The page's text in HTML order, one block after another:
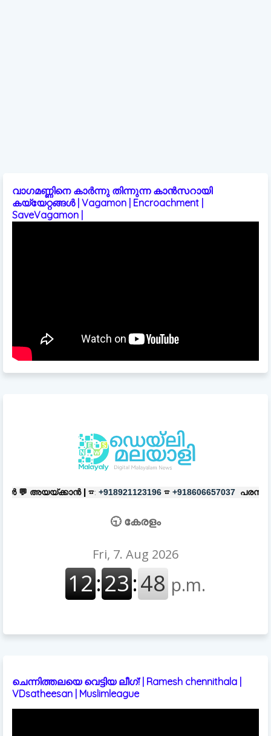
വാഗമണ്ണിനെ കാർന്നു തിന്നുന്ന കാൻസറായി
കയ്യേറ്റങ്ങൾ | Vagamon | Encroachment |
SaveVagamon |
| ☎: +918921123196 ☎ +918606657037 പരസ്യങ്ങൾക്ക്| ☎:
🕤 കേരളം
ചെന്നിത്തലയെ വെട്ടിയ ലീഗ്! | Ramesh chennithala |
VDsatheesan | Muslimleague